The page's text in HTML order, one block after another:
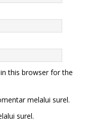
this browser for the
melalui surel.
surel.